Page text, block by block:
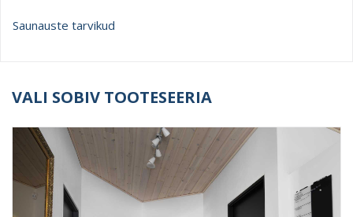
Saunauste tarvikud
VALI SOBIV TOOTESEERIA